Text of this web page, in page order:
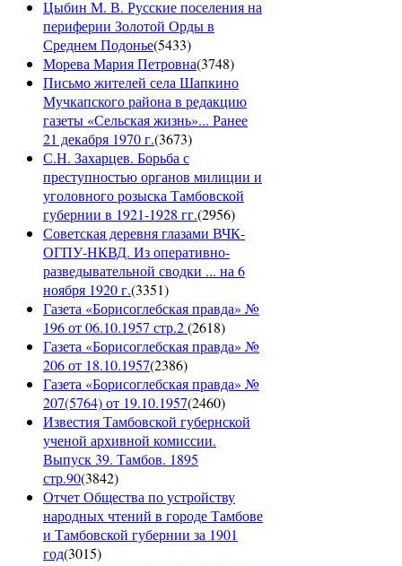
Цыбин М. В. Русские поселения на
периферии Золотой Орды в
Среднем Подонье(5433)
Морева Мария Петровна(3748)
Письмо жителей села Шапкино
Мучкапского района в редакцию
газеты «Сельская жизнь»... Ранее
21 декабря 1970 г.(3673)
С.Н. Захарцев. Борьба с
преступностью органов милиции и
уголовного розыска Тамбовской
губернии в 1921-1928 гг.(2956)
Советская деревня глазами ВЧК-
ОГПУ-НКВД. Из оперативно-
разведывательной сводки ... на 6
ноября 1920 г.(3351)
Газета «Борисоглебская правда» №
196 от 06.10.1957 стр.2(2618)
Газета «Борисоглебская правда» №
206 от 18.10.1957(2386)
Газета «Борисоглебская правда» №
207(5764) от 19.10.1957(2460)
Известия Тамбовской губернской
ученой архивной комиссии.
Выпуск 39. Тамбов. 1895
стр.90(3842)
Отчет Общества по устройству
народных чтений в городе Тамбове
и Тамбовской губернии за 1901
год(3015)